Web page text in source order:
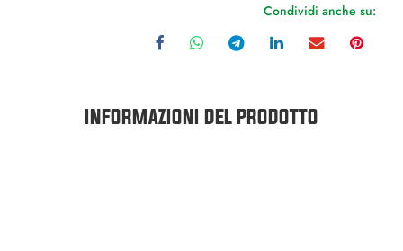
Condividi anche su:
INFORMAZIONI DEL PRODOTTO